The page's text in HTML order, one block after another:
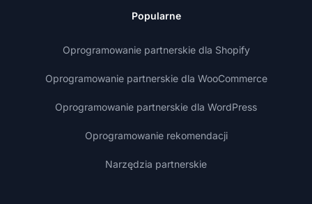
Popularne
Oprogramowanie partnerskie dla Shopify
Oprogramowanie partnerskie dla WooCommerce
Oprogramowanie partnerskie dla WordPress
Oprogramowanie rekomendacji
Narzędzia partnerskie